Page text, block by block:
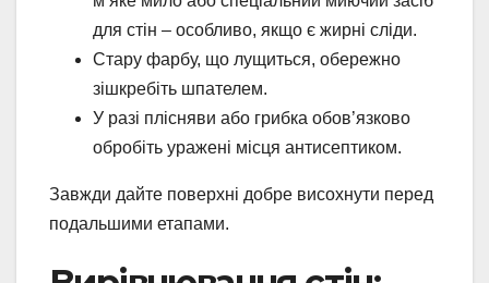
для стін – особливо, якщо є жирні сліди.
Стару фарбу, що лущиться, обережно
зішкребіть шпателем.
У разі плісняви або грибка обов’язково
обробіть уражені місця антисептиком.
Завжди дайте поверхні добре висохнути перед
подальшими етапами.